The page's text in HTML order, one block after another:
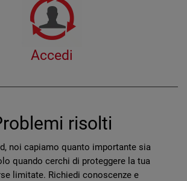
Accedi
risolti
noi capiamo quanto importante sia
quando cerchi di proteggere la tua
limitate. Richiedi conoscenze e